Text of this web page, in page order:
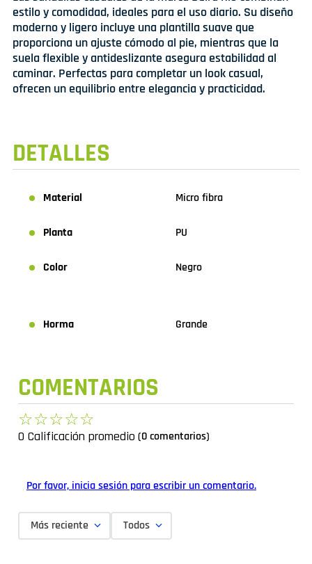
estilo y comodidad, ideales para el uso diario. Su diseño
moderno y ligero incluye una plantilla suave que
proporciona un ajuste cómodo al pie, mientras que la
suela flexible y antideslizante asegura estabilidad al
caminar. Perfectas para completar un look casual,
ofrecen un equilibrio entre elegancia y practicidad.
DETALLES
Material Micro fibra
Planta PU
Color Negro
Horma Grande
COMENTARIOS
☆☆☆☆☆
0 Calificación promedio (0 comentarios)
Por favor, inicia sesión para escribir un comentario.
Más reciente Todos